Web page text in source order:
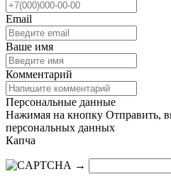
Email
Ваше имя
Комментарий
Персональные данные
Нажимая на кнопку Отправить,
персональных данных
Капча
→